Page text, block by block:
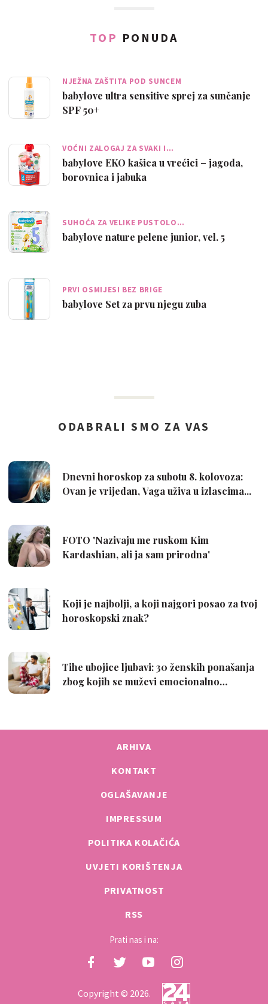
TOP PONUDA
NJEŽNA ZAŠTITA POD SUNCEM
babylove ultra sensitive sprej za sunčanje
SPF 50+
VOĆNI ZALOGAJ ZA SVAKI I…
babylove EKO kašica u vrećici – jagoda,
borovnica i jabuka
SUHOĆA ZA VELIKE PUSTOLO…
babylove nature pelene junior, vel. 5
PRVI OSMIJESI BEZ BRIGE
babylove Set za prvu njegu zuba
ARHIVA
KONTAKT
OGLAŠAVANJE
IMPRESSUM
POLITIKA KOLAČIĆA
UVJETI KORIŠTENJA
PRIVATNOST
RSS
Prati nas i na:
Copyright © 2026.